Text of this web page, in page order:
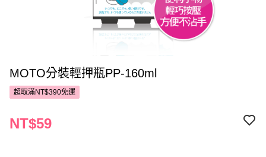
MOTO分裝輕押瓶PP-160ml
超取滿NT$390免運
NT$59